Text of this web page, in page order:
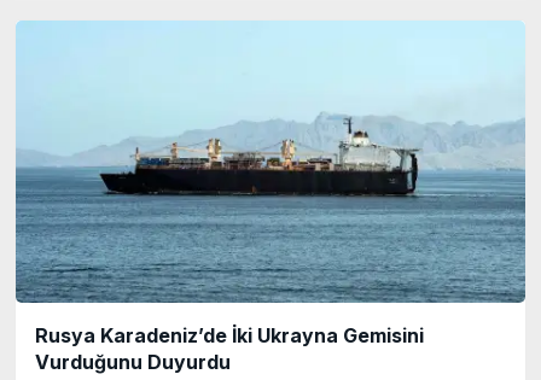
Rusya Karadeniz’de İki Ukrayna Gemisini
Vurduğunu Duyurdu